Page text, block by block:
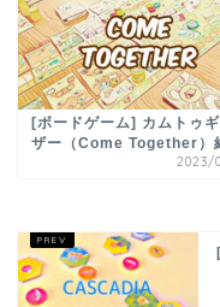
[ボードゲーム] カムトゥ
ザー（Come Together）
2023/